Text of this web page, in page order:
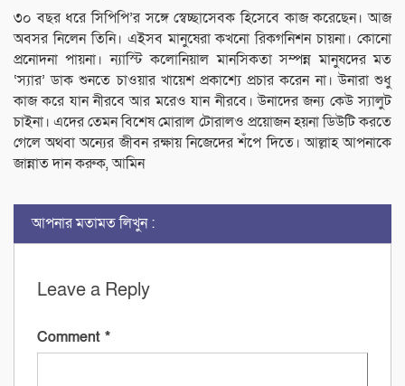
৩০ বছর ধরে সিপিপি’র সঙ্গে স্বেচ্ছাসেবক হিসেবে কাজ করেছেন। আজ
অবসর নিলেন তিনি। এইসব মানুষেরা কখনো রিকগনিশন চায়না। কোনো
প্রনোদনা পায়না। ন্যাস্টি কলোনিয়াল মানসিকতা সম্পন্ন মানুষদের মত
‘স্যার’ ডাক শুনতে চাওয়ার খায়েশ প্রকাশ্যে প্রচার করেন না। উনারা শুধু
কাজ করে যান নীরবে আর মরেও যান নীরবে। উনাদের জন্য কেউ স্যালুট
চাইনা। এদের তেমন বিশেষ মোরাল টোরালও প্রয়োজন হয়না ডিউটি করতে
গেলে অথবা অন্যের জীবন রক্ষায় নিজেদের শঁপে দিতে। আল্লাহ আপনাকে
জান্নাত দান করুক, আমিন
আপনার মতামত লিখুন :
Leave a Reply
Comment *